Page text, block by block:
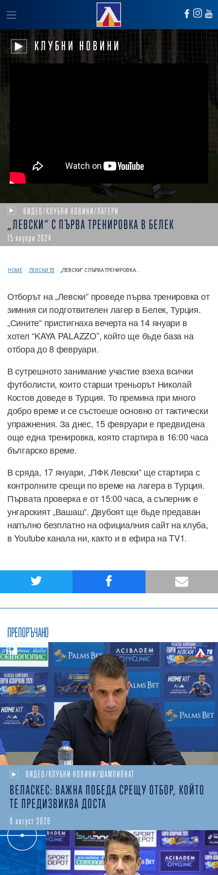
КЛУБНИ НОВИНИ
ВИДЕО/КЛУБНИ НОВИНИ/ЛАГЕРИ
„ЛЕВСКИ“ С ПЪРВА ТРЕНИРОВКА В БЕЛЕК
15 януари 2024
HOME / ЛЕВСКИ ТВ / „ЛЕВСКИ“ С ПЪРВА ТРЕНИРОВКА...
Отборът на „Левски“ проведе първа тренировка от
зимния си подготвителен лагер в Белек, Турция.
„Сините“ пристигнаха вечерта на 14 януари в
хотел “KAYA PALAZZO”, който ще бъде база на
отбора до 8 февруари.
В сутрешното занимание участие взеха всички
футболисти, които старши треньорът Николай
Костов доведе в Турция. То премина при много
добро време и се състоеше основно от тактически
упражнения. За днес, 15 февруари е предвидена
още една тренировка, която стартира в 16:00 часа
българско време.
В сряда, 17 януари, „ПФК Левски“ ще стартира с
контролните срещи по време на лагера в Турция.
Първата проверка е от 15:00 часа, а съперник е
унгарският „Вашаш“. Двубоят ще бъде предаван
напълно безплатно на официалния сайт на клуба,
в Youtube канала ни, както и в ефира на TV1.
ПРЕПОРЪЧАНО
ВИДЕО/КЛУБНИ НОВИНИ/ШАМПИОНАТ
ВЕЛАСКЕС: ВАЖНА ПОБЕДА СРЕЩУ ОТБОР, КОЙТО
ТЕ ПРЕДИЗВИКВА ДОСТА
8 август 2026